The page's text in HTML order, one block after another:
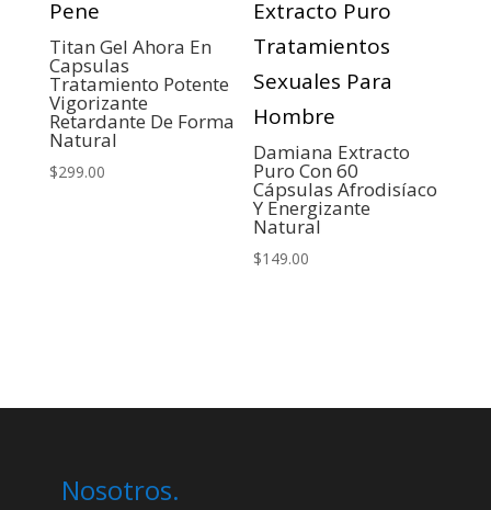
Titan Gel Ahora En
Capsulas
Tratamiento Potente
Vigorizante
Retardante De Forma
Natural
$299.00
Damiana Extracto
Puro Con 60
Cápsulas Afrodisíaco
Y Energizante
Natural
$149.00
Nosotros.